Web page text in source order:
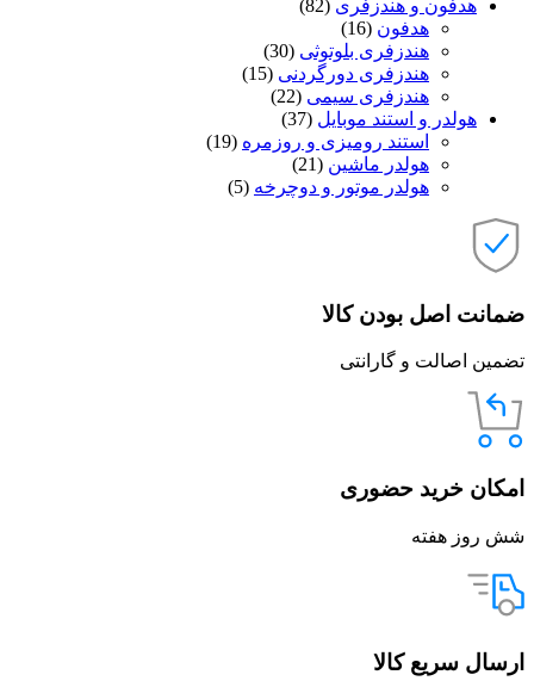
هدفون و هندزفری (82)
هدفون (16)
هندزفری بلوتوثی (30)
هندزفری دورگردنی (15)
هندزفری سیمی (22)
هولدر و استند موبایل (37)
استند رومیزی و روزمره (19)
هولدر ماشین (21)
هولدر موتور و دوچرخه (5)
ضمانت اصل بودن کالا
تضمین اصالت و گارانتی
امکان خرید حضوری
شش روز هفته
ارسال سریع کالا